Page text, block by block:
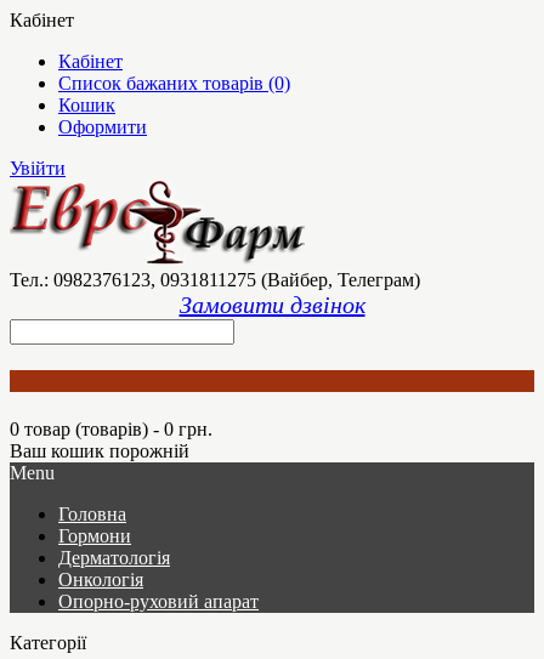
Кабінет
Кабінет
Список бажаних товарів (0)
Кошик
Оформити
Увійти
Тел.: 0982376123, 0931811275 (Вайбер, Телеграм)
Замовити дзвінок
0 товар (товарів) - 0 грн.
Ваш кошик порожній
Menu
Головна
Гормони
Дерматологія
Онкологія
Опорно-руховий апарат
Категорії